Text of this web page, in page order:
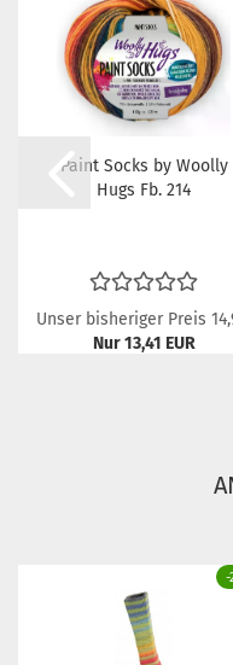
Paint Socks by Woolly
Hugs Fb. 214
Unser bisheriger Preis
Nur 13,41 EUR
-